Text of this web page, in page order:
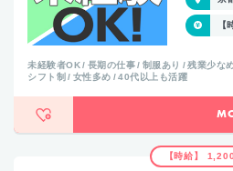
未経験者OK 長期の仕事 制服あり 残業少な
シフト制
女性多め 40代以上も活躍
【時給】